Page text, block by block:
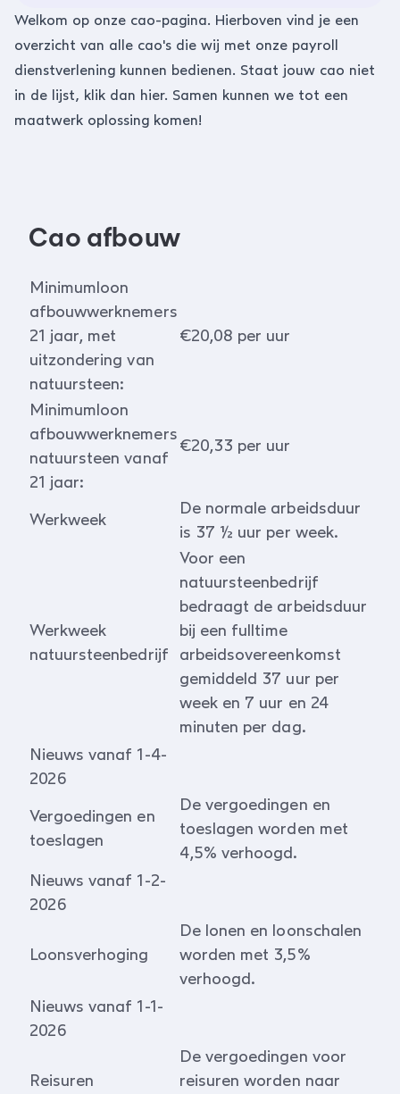
Welkom op onze cao-pagina. Hierboven vind je een
overzicht van alle cao's die wij met onze payroll
dienstverlening kunnen bedienen. Staat jouw cao niet
in de lijst, klik dan hier. Samen kunnen we tot een
maatwerk oplossing komen!
Cao afbouw
Minimumloon
afbouwwerknemers
21 jaar, met
uitzondering van
natuursteen:
€20,08 per uur
Minimumloon
afbouwwerknemers
natuursteen vanaf
21 jaar:
€20,33 per uur
Werkweek
De normale arbeidsduur
is 37 ½ uur per week.
Werkweek
natuursteenbedrijf
Voor een
natuursteenbedrijf
bedraagt de arbeidsduur
bij een fulltime
arbeidsovereenkomst
gemiddeld 37 uur per
week en 7 uur en 24
minuten per dag.
Nieuws vanaf 1-4-
2026
Vergoedingen en
toeslagen
De vergoedingen en
toeslagen worden met
4,5% verhoogd.
Nieuws vanaf 1-2-
2026
Loonsverhoging
De lonen en loonschalen
worden met 3,5%
verhoogd.
Nieuws vanaf 1-1-
2026
Reisuren
De vergoedingen voor
reisuren worden naar